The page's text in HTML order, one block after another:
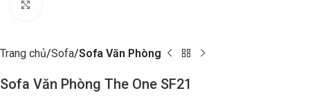
Trang chủ Sofa Sofa Văn Phòng
Sofa Văn Phòng The One SF21